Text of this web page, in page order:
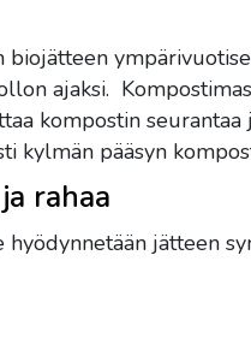
ajaksi.
kompostin
kylmän pääsyn
rahaa
jätteen